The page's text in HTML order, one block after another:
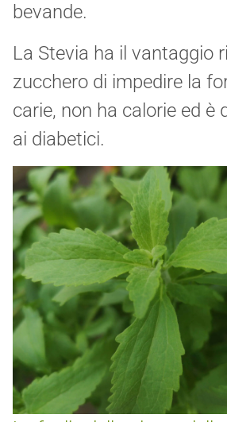
bevande.
La Stevia ha il vantaggio
zucchero di impedire la
carie, non ha calorie ed è
ai diabetici.